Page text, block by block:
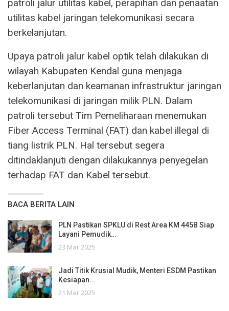
patroli jalur utilitas kabel, perapihan dan penaatan
utilitas kabel jaringan telekomunikasi secara
berkelanjutan.
Upaya patroli jalur kabel optik telah dilakukan di
wilayah Kabupaten Kendal guna menjaga
keberlanjutan dan keamanan infrastruktur jaringan
telekomunikasi di jaringan milik PLN. Dalam
patroli tersebut Tim Pemeliharaan menemukan
Fiber Access Terminal (FAT) dan kabel illegal di
tiang listrik PLN. Hal tersebut segera
ditindaklanjuti dengan dilakukannya penyegelan
terhadap FAT dan Kabel tersebut.
BACA BERITA LAIN
PLN Pastikan SPKLU di Rest Area KM 445B Siap
Layani Pemudik…
23 Mar 2025
Jadi Titik Krusial Mudik, Menteri ESDM Pastikan
Kesiapan…
21 Mar 2025